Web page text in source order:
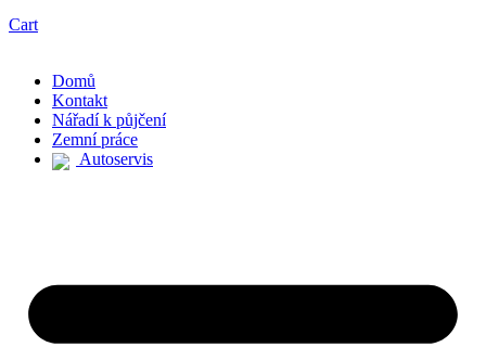
Cart
Domů
Kontakt
Nářadí k půjčení
Zemní práce
Autoservis